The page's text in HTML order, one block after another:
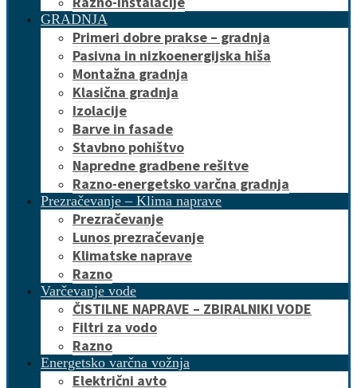
GRADNJA
Primeri dobre prakse – gradnja
Pasivna in nizkoenergijska hiša
Montažna gradnja
Klasična gradnja
Izolacije
Barve in fasade
Stavbno pohištvo
Napredne gradbene rešitve
Razno-energetsko varčna gradnja
Prezračevanje – Klima naprave
Prezračevanje
Lunos prezračevanje
Klimatske naprave
Razno
Varčevanje vode
ČISTILNE NAPRAVE – ZBIRALNIKI VODE
Filtri za vodo
Razno
Energetsko varčna vožnja
Električni avto